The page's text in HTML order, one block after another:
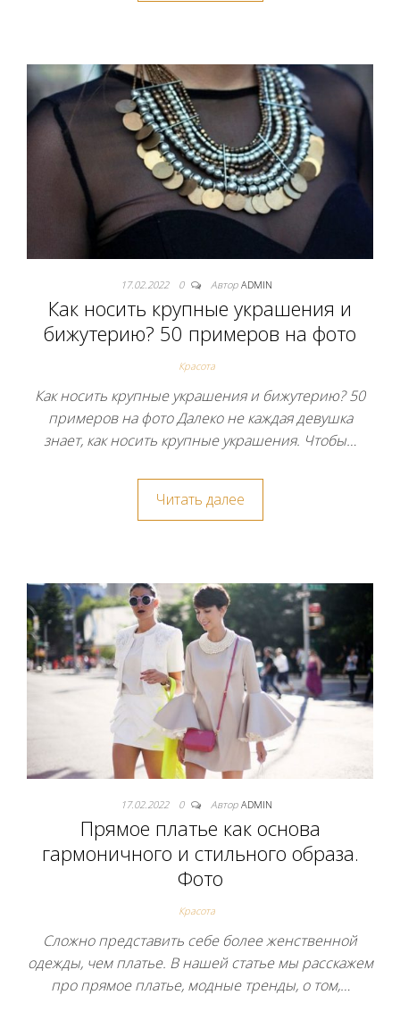
17.02.2022 0 Автор ADMIN
Как носить крупные украшения и
бижутерию? 50 примеров на фото
Красота
Как носить крупные украшения и бижутерию? 50
примеров на фото Далеко не каждая девушка
знает, как носить крупные украшения. Чтобы…
Читать далее
17.02.2022 0 Автор ADMIN
Прямое платье как основа
гармоничного и стильного образа.
Фото
Красота
Сложно представить себе более женственной
одежды, чем платье. В нашей статье мы расскажем
про прямое платье, модные тренды, о том,…